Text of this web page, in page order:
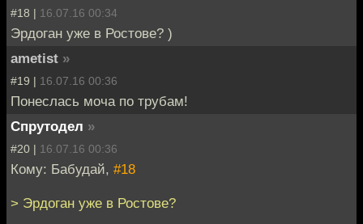
#18 | 16.07.16 00:34
Эрдоган уже в Ростове? )
ametist »
#19 | 16.07.16 00:36
Понеслась моча по трубам!
Спрутодел »
#20 | 16.07.16 00:36
Кому: Бабудай, #18
> Эрдоган уже в Ростове?